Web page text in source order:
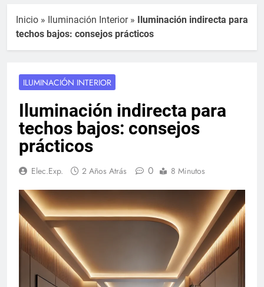
Inicio » Iluminación Interior» Iluminación indirecta para
techos bajos: consejos prácticos
ILUMINACIÓN INTERIOR
Iluminación indirecta para
techos bajos: consejos
prácticos
Elec.Exp. 2 Años Atrás 0 8 Minutos